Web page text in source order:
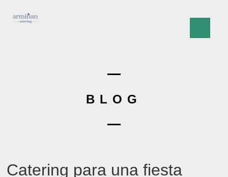
BLOG
Catering para una fiesta